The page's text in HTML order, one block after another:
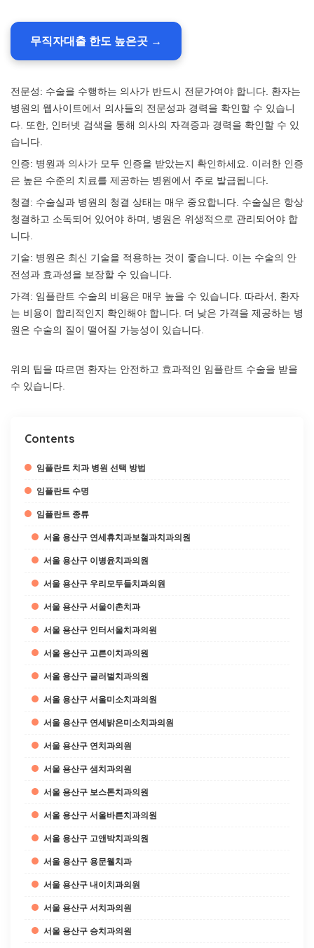
무직자대출 한도 높은곳 →
전문성: 수술을 수행하는 의사가 반드시 전문가여야 합니다. 환자는
병원의 웹사이트에서 의사들의 전문성과 경력을 확인할 수 있습니
다. 또한, 인터넷 검색을 통해 의사의 자격증과 경력을 확인할 수 있
습니다.
인증: 병원과 의사가 모두 인증을 받았는지 확인하세요. 이러한 인증
은 높은 수준의 치료를 제공하는 병원에서 주로 발급됩니다.
청결: 수술실과 병원의 청결 상태는 매우 중요합니다. 수술실은 항상
청결하고 소독되어 있어야 하며, 병원은 위생적으로 관리되어야 합
니다.
기술: 병원은 최신 기술을 적용하는 것이 좋습니다. 이는 수술의 안
전성과 효과성을 보장할 수 있습니다.
가격: 임플란트 수술의 비용은 매우 높을 수 있습니다. 따라서, 환자
는 비용이 합리적인지 확인해야 합니다. 더 낮은 가격을 제공하는 병
원은 수술의 질이 떨어질 가능성이 있습니다.
위의 팁을 따르면 환자는 안전하고 효과적인 임플란트 수술을 받을
수 있습니다.
Contents
임플란트 치과 병원 선택 방법
임플란트 수명
임플란트 종류
서울 용산구 연세휴치과보철과치과의원
서울 용산구 이병윤치과의원
서울 용산구 우리모두들치과의원
서울 용산구 서울이촌치과
서울 용산구 인터서울치과의원
서울 용산구 고른이치과의원
서울 용산구 글러벌치과의원
서울 용산구 서울미소치과의원
서울 용산구 연세밝은미소치과의원
서울 용산구 연치과의원
서울 용산구 샘치과의원
서울 용산구 보스톤치과의원
서울 용산구 서울바른치과의원
서울 용산구 고앤박치과의원
서울 용산구 용문웰치과
서울 용산구 내이치과의원
서울 용산구 서치과의원
서울 용산구 승치과의원